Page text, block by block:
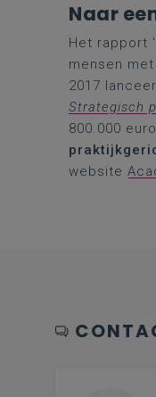
Naar
Het rapport '
mensen
2017
Strategisch
800.000
website